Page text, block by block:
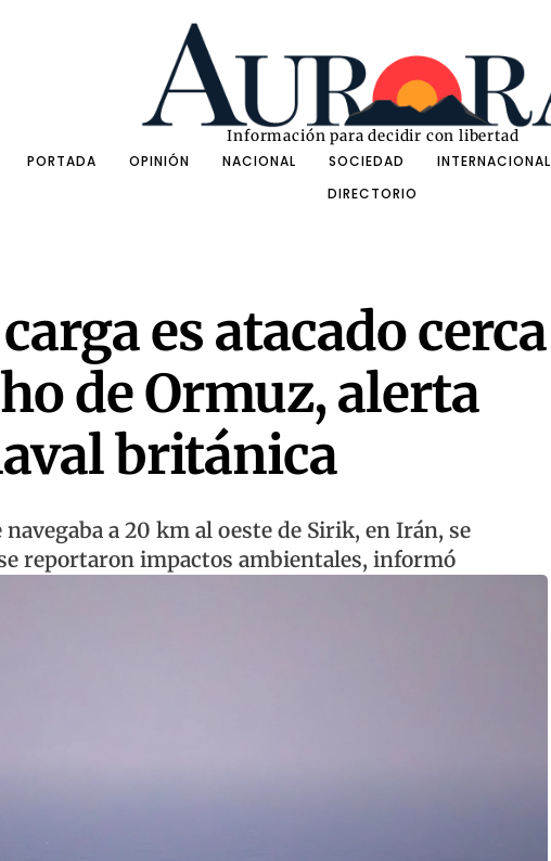
Información para decidir con libertad
PORTADA
OPINIÓN NACIONAL SOCIEDAD INTERNACIONAL
DIRECTORIO
es atacado cerca
de Ormuz, alerta
británica
a 20 km al oeste de Sirik, en Irán, se
reportaron impactos ambientales, informó